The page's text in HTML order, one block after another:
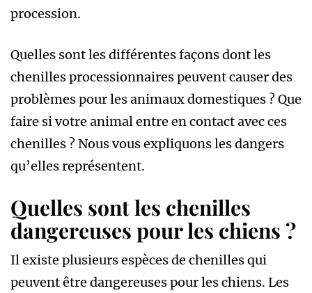
procession.
Quelles sont les différentes façons dont les
chenilles processionnaires peuvent causer des
problèmes pour les animaux domestiques ? Que
faire si votre animal entre en contact avec ces
chenilles ? Nous vous expliquons les dangers
qu’elles représentent.
Quelles sont les chenilles
dangereuses pour les chiens ?
Il existe plusieurs espèces de chenilles qui
peuvent être dangereuses pour les chiens. Les